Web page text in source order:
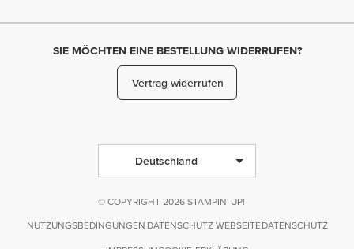
SIE MÖCHTEN EINE BESTELLUNG WIDERRUFEN?
Vertrag widerrufen
Deutschland
© COPYRIGHT 2026 STAMPIN' UP!
NUTZUNGSBEDINGUNGEN DATENSCHUTZ WEBSEITE DATENSCHUTZ